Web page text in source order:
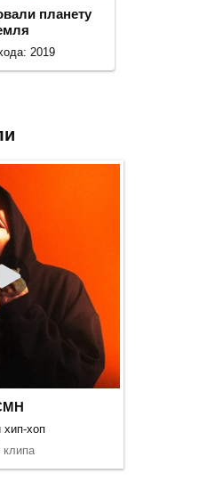
планету
2019
хип-хоп
клипа